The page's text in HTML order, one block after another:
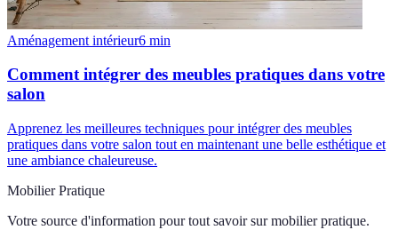
Aménagement intérieur6 min
Comment intégrer des meubles pratiques dans votre
salon
Apprenez les meilleures techniques pour intégrer des meubles
pratiques dans votre salon tout en maintenant une belle esthétique et
une ambiance chaleureuse.
Mobilier Pratique
Votre source d'information pour tout savoir sur mobilier pratique.